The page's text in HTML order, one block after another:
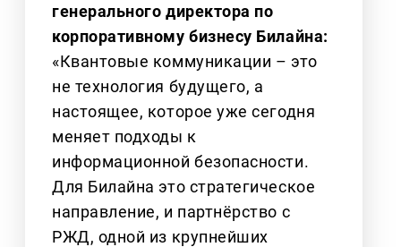
генерального директора по
корпоративному бизнесу Билайна:
«Квантовые коммуникации – это
не технология будущего, а
настоящее, которое уже сегодня
меняет подходы к
информационной безопасности.
Для Билайна это стратегическое
направление, и партнёрство с
РЖД, одной из крупнейших